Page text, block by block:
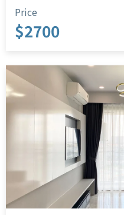
Price
$2700